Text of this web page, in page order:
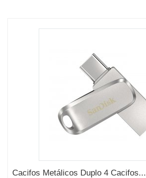
Cacifos Metálicos Duplo 4 Cacifos...